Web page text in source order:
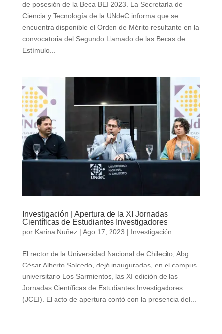
de posesión de la Beca BEI 2023. La Secretaría de
Ciencia y Tecnología de la UNdeC informa que se
encuentra disponible el Orden de Mérito resultante en la
convocatoria del Segundo Llamado de las Becas de
Estímulo...
Investigación | Apertura de la XI Jornadas
Científicas de Estudiantes Investigadores
por Karina Nuñez| Ago 17, 2023 | Investigación
El rector de la Universidad Nacional de Chilecito, Abg.
César Alberto Salcedo, dejó inauguradas, en el campus
universitario Los Sarmientos, las XI edición de las
Jornadas Científicas de Estudiantes Investigadores
(JCEI). El acto de apertura contó con la presencia del...